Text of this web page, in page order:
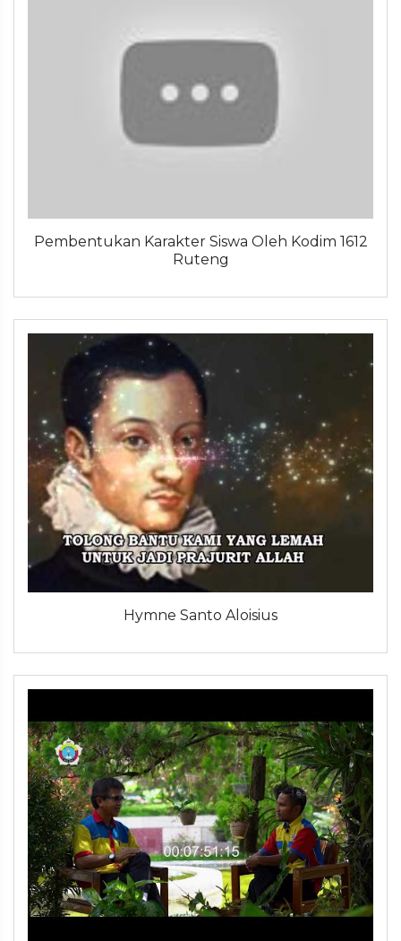
Pembentukan Karakter Siswa Oleh Kodim 1612
Ruteng
Hymne Santo Aloisius